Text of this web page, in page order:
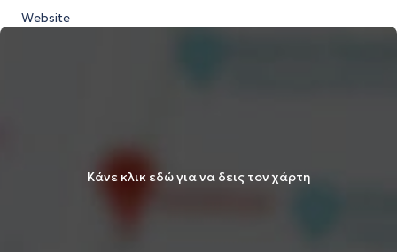
Website
Κάνε κλικ εδώ για να δεις τον χάρτη